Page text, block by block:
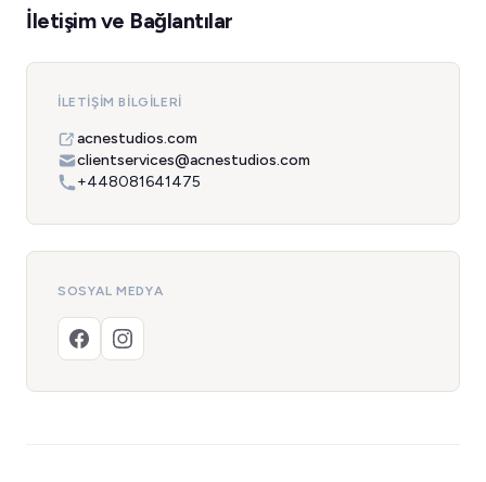
İletişim ve Bağlantılar
İLETIŞIM BILGILERI
acnestudios.com
clientservices@acnestudios.com
+448081641475
SOSYAL MEDYA